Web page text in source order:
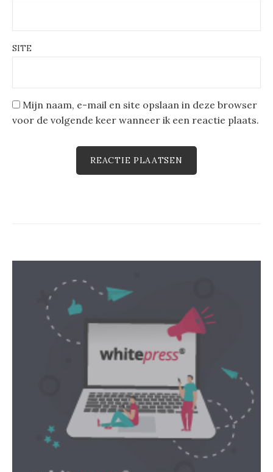
SITE
Mijn naam, e-mail en site opslaan in deze browser
voor de volgende keer wanneer ik een reactie plaats.